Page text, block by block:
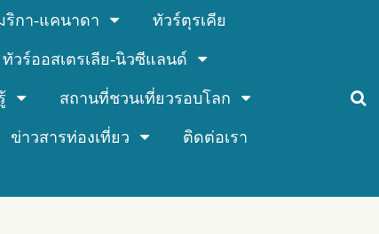
ริกา-แคนาดา ทัวร์ตุรเคีย
ทัวร์ออสเตรเลีย-นิวซีแลนด์
สถานที่ชวนเที่ยวรอบโลก
ข่าวสารท่องเที่ยว ติดต่อเรา